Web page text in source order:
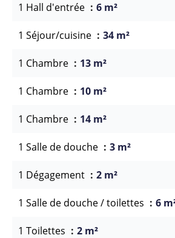
1 Hall d'entrée 6 m²
1 Séjour/cuisine 34 m²
1 Chambre 13 m²
1 Chambre 10 m²
1 Chambre 14 m²
1 Salle de douche 3 m²
1 Dégagement 2 m²
1 Salle de douche / toilettes 6
1 Toilettes 2 m²